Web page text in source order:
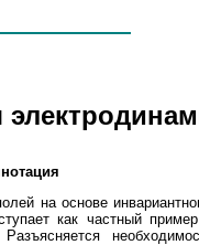
на основе
как частный